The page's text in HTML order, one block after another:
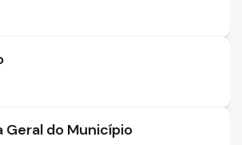
Geral do Município